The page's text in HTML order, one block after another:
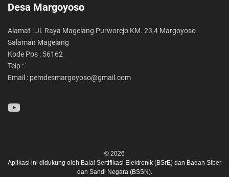
Desa Margoyoso
Alamat : Jl. Raya Magelang Purworejo KM. 23,4 Margoyoso
Salaman Magelang
Kode Pos : 56162
Telp : '
Email : pemdesmargoyoso@gmail.com
© 2026
Aplikasi ini didukung oleh Balai Sertifikasi Elektronik (BSrE) dan Badan Siber
dan Sandi Negara (BSSN).